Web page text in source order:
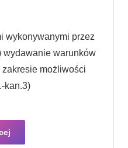
wykonywanymi przez
wydawanie warunków
zakresie możliwości
kan.3)